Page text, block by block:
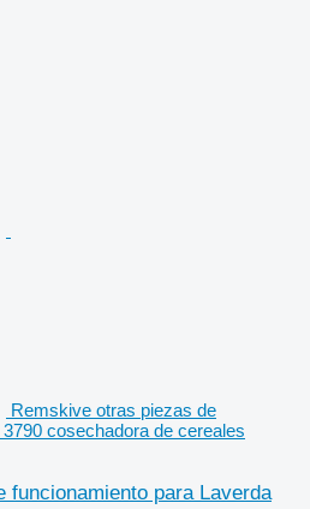
Remskive otras piezas de
cosechadora de cereales
funcionamiento para Laverda